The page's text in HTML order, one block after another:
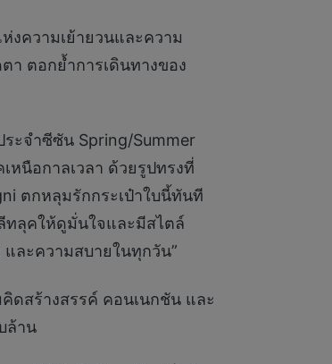
งความเย้ายวนและความ
า ตอกย้ำการเดินทางของ
ระจำซีซัน Spring/Summer
หนือกาลเวลา ด้วยรูปทรงที่
ตกหลุมรักกระเป๋าใบนี้ทันที
ทลุคให้ดูมั่นใจและมีสไตล์
ละความสบายในทุกวัน”
ดสร้างสรรค์ คอนเนกชัน และ
ล้าน